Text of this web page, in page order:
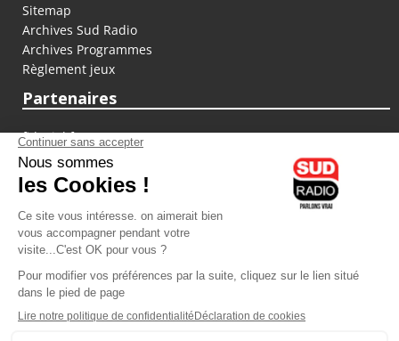
Sitemap
Archives Sud Radio
Archives Programmes
Règlement jeux
Partenaires
fiducial.fr
lyoncapitale.fr
olympique-et-lyonnais.com
L'application Iphone / Android
Téléchargez l'application
Les cookies